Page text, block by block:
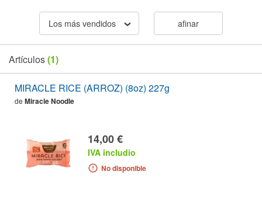
Los más vendidos afinar
Artículos(1)
MIRACLE RICE (ARROZ) (8oz) 227g
de Miracle Noodle
14,00 €
IVA includio
No disponible